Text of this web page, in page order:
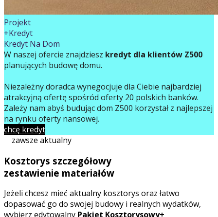
Projekt
+Kredyt
Kredyt Na Dom
W naszej ofercie znajdziesz kredyt dla klientów Z500
planujących budowę domu.
Niezależny doradca wynegocjuje dla Ciebie najbardziej
atrakcyjną ofertę spośród oferty 20 polskich banków.
Zależy nam abyś budując dom Z500 korzystał z najlepszej
na rynku oferty finansowej.
chcę kredyt
zawsze aktualny
Kosztorys szczegółowy
zestawienie materiałów
Jeżeli chcesz mieć aktualny kosztorys oraz łatwo
dopasować go do swojej budowy i realnych wydatków,
wybierz edytowalny Pakiet Kosztorysowy+